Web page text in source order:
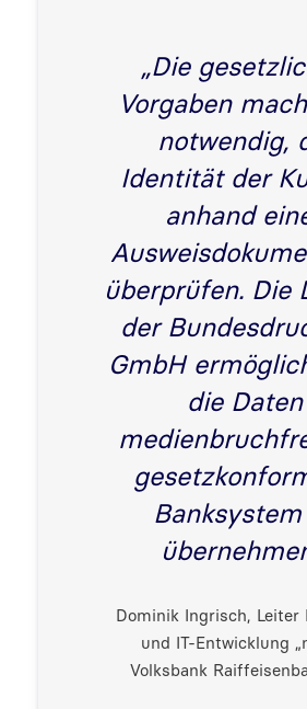
„Die
Vorgaben
notwendig,
Identität der
anhand
überprüfen. Die
der
GmbH
die Daten
Dominik Ingrisch, Leiter
und IT-Entwicklung
Volksbank